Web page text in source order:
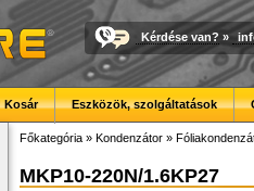
Kérdése van? »
Kosár Eszközök, szolgáltatások
Főkategória » Kondenzátor »
MKP10-220N/1.6KP27